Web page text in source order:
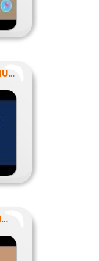
AZ INTERNETES KOMMUNIKÁCIÓ NÉHÁNY SAJÁTOSSÁGA
FÉRFI-NŐI SZEREPEK MODERN SZEMMEL